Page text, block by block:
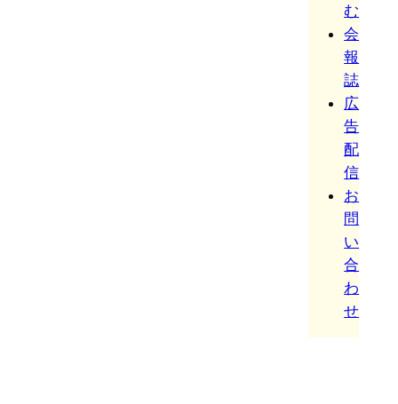
む
会
報
誌
広
告
配
信
お
問
い
合
わ
せ